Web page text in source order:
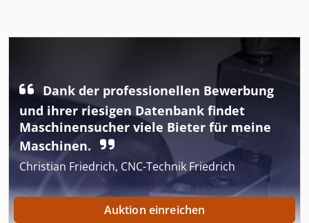
Dank der professionellen Bewerbung
und ihrer riesigen Datenbank findet
Maschinensucher viele Bieter für meine
Maschinen.
Christian Friedrich, CNC-Technik Friedrich
Auktion einreichen